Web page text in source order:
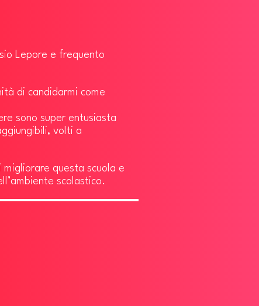
Lepore e frequento
di candidarmi come
sono super entusiasta
volti a
questa scuola e
scolastico.